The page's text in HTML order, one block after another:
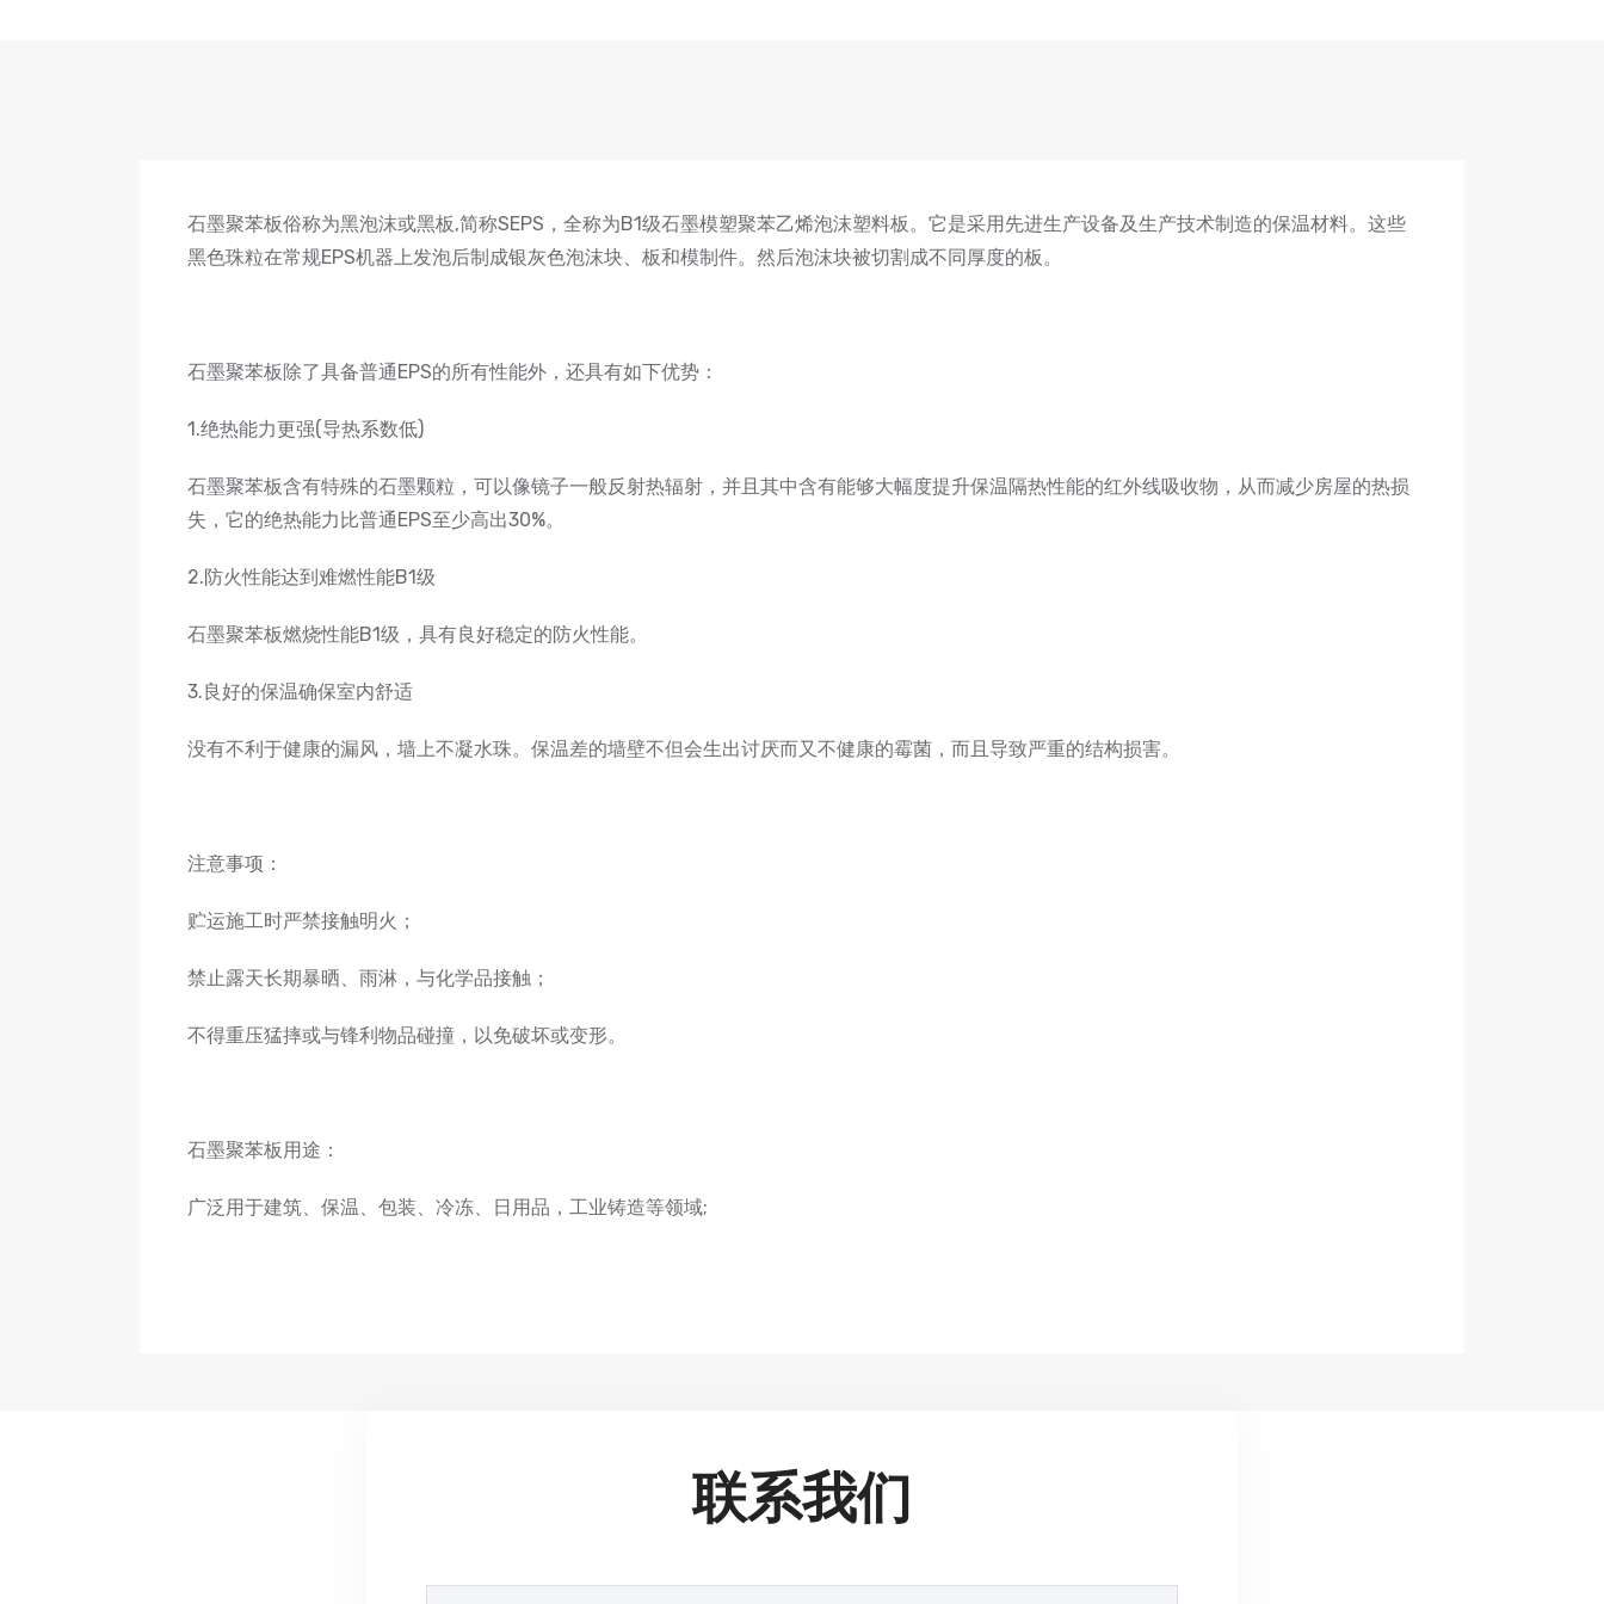
石墨聚苯板俗称为黑泡沫或黑板,简称SEPS，全称为B1级石墨模塑聚苯乙烯泡沫塑料板。它是采用先进生产设备及生产技术制造的保温材料。这些
黑色珠粒在常规EPS机器上发泡后制成银灰色泡沫块、板和模制件。然后泡沫块被切割成不同厚度的板。
石墨聚苯板除了具备普通EPS的所有性能外，还具有如下优势：
1.绝热能力更强(导热系数低)
石墨聚苯板含有特殊的石墨颗粒，可以像镜子一般反射热辐射，并且其中含有能够大幅度提升保温隔热性能的红外线吸收物，从而减少房屋的热损
失，它的绝热能力比普通EPS至少高出30%。
2.防火性能达到难燃性能B1级
石墨聚苯板燃烧性能B1级，具有良好稳定的防火性能。
3.良好的保温确保室内舒适
没有不利于健康的漏风，墙上不凝水珠。保温差的墙壁不但会生出讨厌而又不健康的霉菌，而且导致严重的结构损害。
注意事项：
贮运施工时严禁接触明火；
禁止露天长期暴晒、雨淋，与化学品接触；
不得重压猛摔或与锋利物品碰撞，以免破坏或变形。
石墨聚苯板用途：
广泛用于建筑、保温、包装、冷冻、日用品，工业铸造等领域;
联系我们